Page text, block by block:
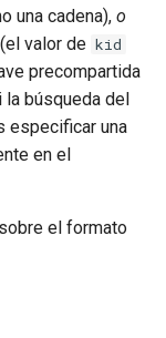
una cadena), o
valor de kid
precompartida
la búsqueda del
especificar una
en el
el formato